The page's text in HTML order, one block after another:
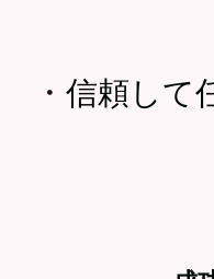
・ 信頼して